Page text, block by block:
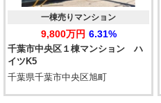
千葉市中央区１棟マンション ハ
イツK5
一棟売りマンション
9,800万円 6.31%
千葉県千葉市中央区旭町